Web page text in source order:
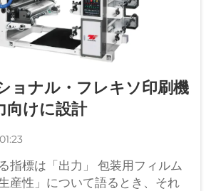
ョナル・フレキソ印刷機
けに設計
指標は「出力」 包装用フィルム
産性」について語るとき、それ